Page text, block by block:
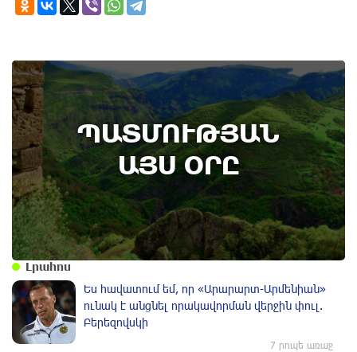
ՊԱՏՄՈՒԹՅԱՆ
ԱՅՍ ՕՐԸ
6th of August
Տավուշի մարզի Ոսկեպարում հայ-ռուսական
համագործակցության շրջանակում ռուս
սահմանապահներ են տեղակայվել․
պատմության այս օրը (5 օգոստոս)
Լրահոս
Ես հավատում եմ, որ «Արարարտ-Արմենիան»
ունակ է անցնել որակավորման վերջին փուլ.
Բերեզովսկի
7 րոպե առաջ